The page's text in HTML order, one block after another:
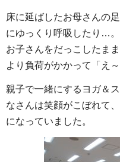
床に延ばしたお母さんの
にゆっくり呼吸したり…。
お子さんをだっこしたま
より負荷がかかって「え
親子で一緒にするヨガ＆
なさんは笑顔がこぼれて
になっていました。